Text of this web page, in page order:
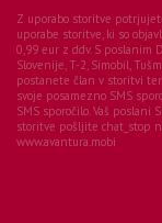
Z uporabo storitve
uporabe storitve, ki so
0,99 eur z ddv. S poslanim
Slovenije, T-2, Simobil,
postanete član v storitvi ter
svoje posamezno SMS
SMS sporočilo. Vaš poslani
storitve pošljite chat_stop
www.avantura.mobi